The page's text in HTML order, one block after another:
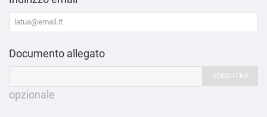
Documento allegato
SCEGLI FILE
opzionale